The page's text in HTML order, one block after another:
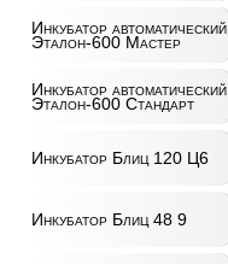
Инкубатор автоматический
Эталон-600 Мастер
Инкубатор автоматический
Эталон-600 Стандарт
Инкубатор Блиц 120 Ц6
Инкубатор Блиц 48 9